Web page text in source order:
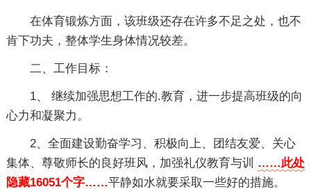
在体育锻炼方面，该班级还存在许多不足之处，也不
肯下功夫，整体学生身体情况较差。
二、工作目标：
1、 继续加强思想工作的.教育，进一步提高班级的向
心力和凝聚力。
2、全面建设勤奋学习、积极向上、团结友爱、关心
集体、尊敬师长的良好班风，加强礼仪教育与训 ……此处
隐藏16051个字……平静如水就要采取一些好的措施。